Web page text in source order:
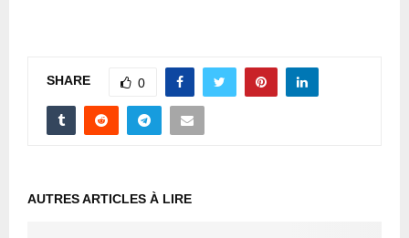
SHARE 0
AUTRES ARTICLES À LIRE